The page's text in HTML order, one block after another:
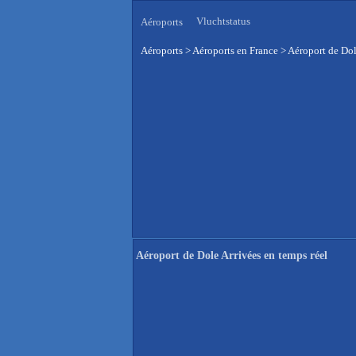
Aéroports Vluchtstatus
Aéroports >Aéroports en France >Aéroport de
Aéroport de Dole Arrivées en temps réel